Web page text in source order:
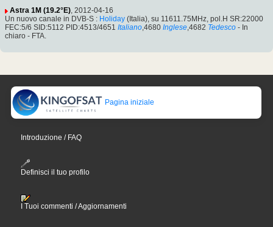
Astra 1M (19.2°E), 2012-04-16
Un nuovo canale in DVB-S : Holiday (Italia), su 11611.75MHz, pol.H SR:22000
FEC:5/6 SID:5112 PID:4513/4651 Italiano,4680 Inglese,4682 Tedesco - In
chiaro - FTA.
Pagina iniziale
Introduzione / FAQ
Definisci il tuo profilo
I Tuoi commenti / Aggiornamenti